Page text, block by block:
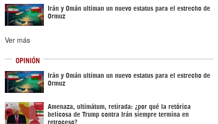
Irán y Omán ultiman un nuevo estatus para el estrecho de
Ormuz
Ver más
OPINIÓN
Irán y Omán ultiman un nuevo estatus para el estrecho de
Ormuz
Amenaza, ultimátum, retirada: ¿por qué la retórica
belicosa de Trump contra Irán siempre termina en
retroceso?